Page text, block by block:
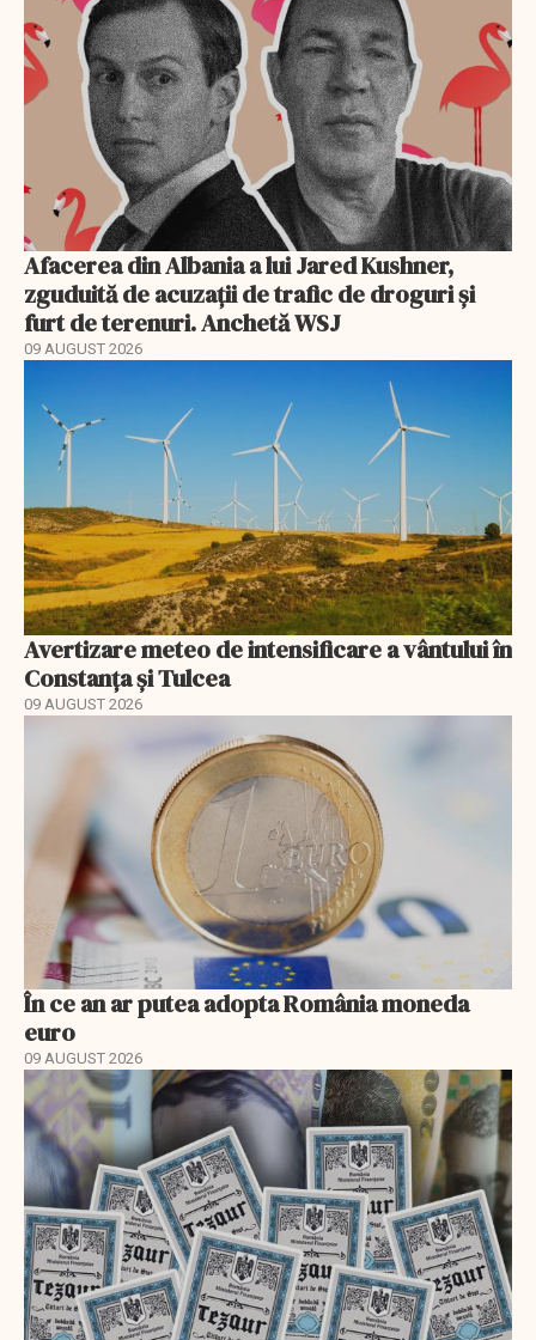
Afacerea din Albania a lui Jared Kushner,
zguduită de acuzații de trafic de droguri și
furt de terenuri. Anchetă WSJ
09 AUGUST 2026
Avertizare meteo de intensificare a vântului în
Constanța și Tulcea
09 AUGUST 2026
În ce an ar putea adopta România moneda
euro
09 AUGUST 2026